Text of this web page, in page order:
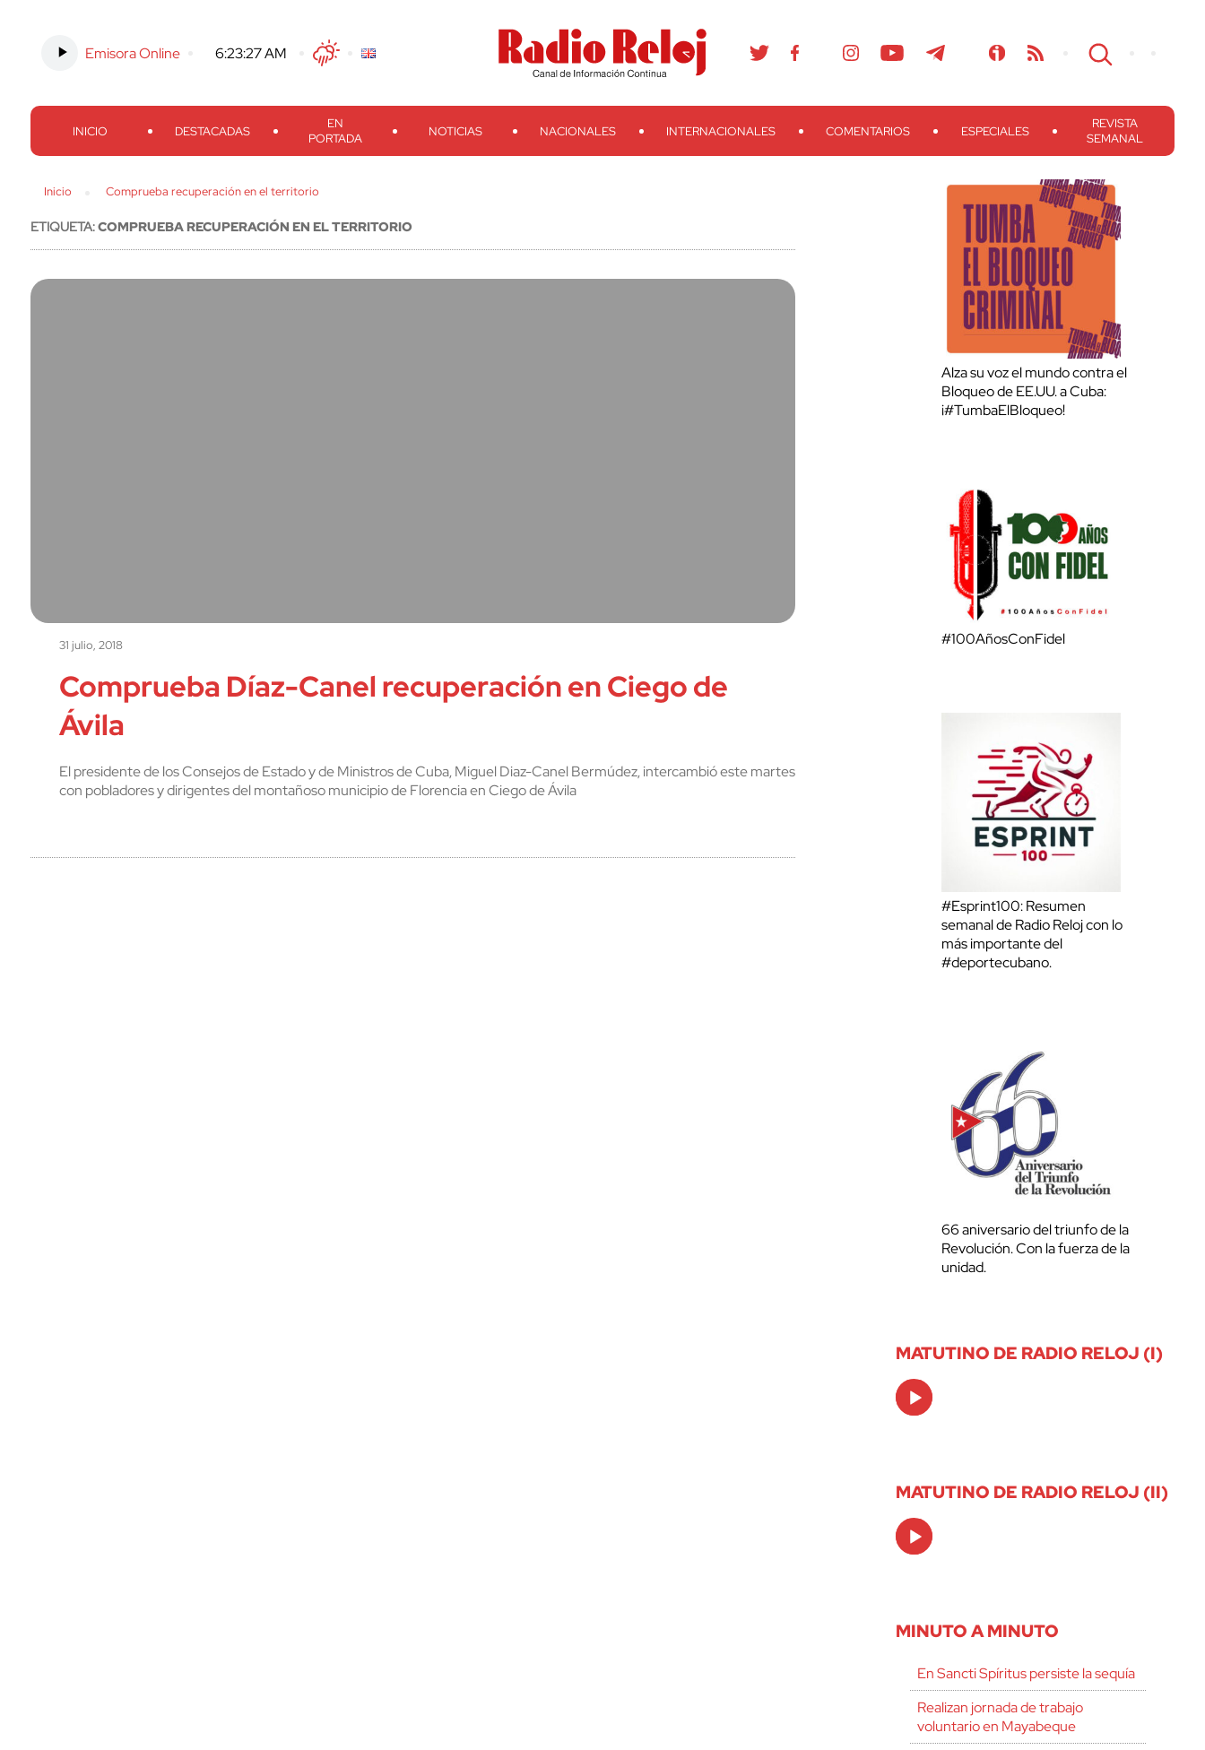
Emisora Online 6:23:27 AM TwitterFacebook
Threads
Instagram TelegramTeveo Ivoox RSS Search
INICIO DESTACADAS
EN
PORTADA
NOTICIAS NACIONALES INTERNACIONALES COMENTARIOS ESPECIALES
REVISTA
SEMANAL
Inicio Comprueba recuperación en el territorio
ETIQUETA:COMPRUEBA RECUPERACIÓN EN EL TERRITORIO
31 julio, 2018
Comprueba Díaz-Canel recuperación en Ciego de
Ávila
El presidente de los Consejos de Estado y de Ministros de Cuba, Miguel Diaz-Canel Bermúdez, intercambió este martes
con pobladores y dirigentes del montañoso municipio de Florencia en Ciego de Ávila
Alza su voz el mundo contra el
Bloqueo de EE.UU. a Cuba:
¡#TumbaElBloqueo!
#100AñosConFidel
#Esprint100: Resumen
semanal de Radio Reloj con lo
más importante del
#deportecubano.
66 aniversario del triunfo de la
Revolución. Con la fuerza de la
unidad.
MATUTINO DE RADIO RELOJ (I)
Audio
Player
MATUTINO DE RADIO RELOJ (II)
Audio
Player
MINUTO A MINUTO
En Sancti Spíritus persiste la sequía
Realizan jornada de trabajo
voluntario en Mayabeque